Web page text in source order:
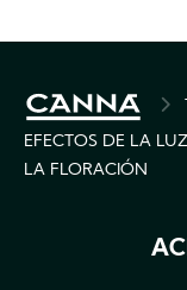
EFECTOS DE LA
LA FLORACIÓN